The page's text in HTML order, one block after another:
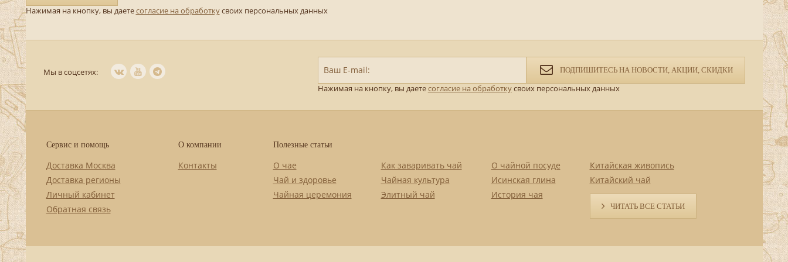
Нажимая на кнопку, вы даетесогласие на обработкусвоих персональных данных
Ваш E-mail: ПОДПИШИТЕСЬ НА НОВОСТИ, АКЦИИ, СКИДКИ
Нажимая на кнопку, вы даетесогласие на обработкусвоих персональных данных
Мы в соцсетях:
Сервис и помощь
Доставка Москва
Доставка регионы
Личный кабинет
Обратная связь
О компании
Контакты
Полезные статьи
О чае
Чай и здоровье
Чайная церемония
Как заваривать чай
Чайная культура
Элитный чай
О чайной посуде
Исинская глина
История чая
Китайская живопись
Китайский чай
ЧИТАТЬ ВСЕ СТАТЬИ